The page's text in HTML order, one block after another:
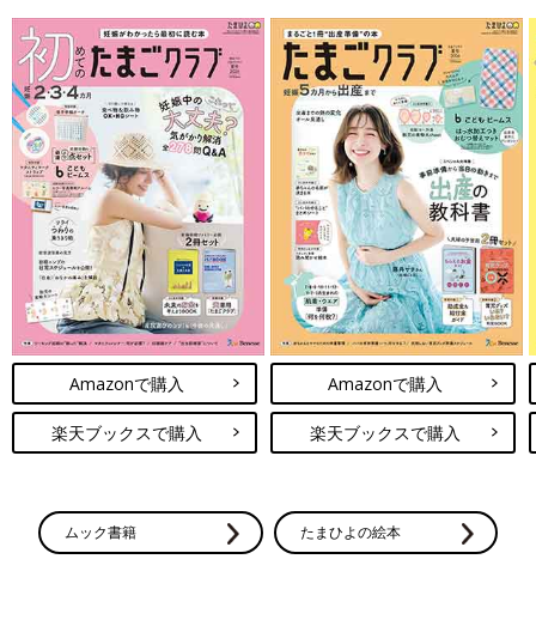
Amazonで購入
楽天ブックスで購入
Amazonで購入
楽天ブックスで購入
ムック書籍 たまひよの絵本